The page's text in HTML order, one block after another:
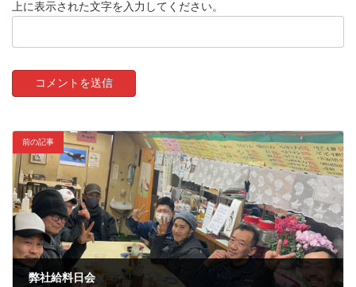
上に表示された文字を入力してください。
前の記事
弊社給料日会